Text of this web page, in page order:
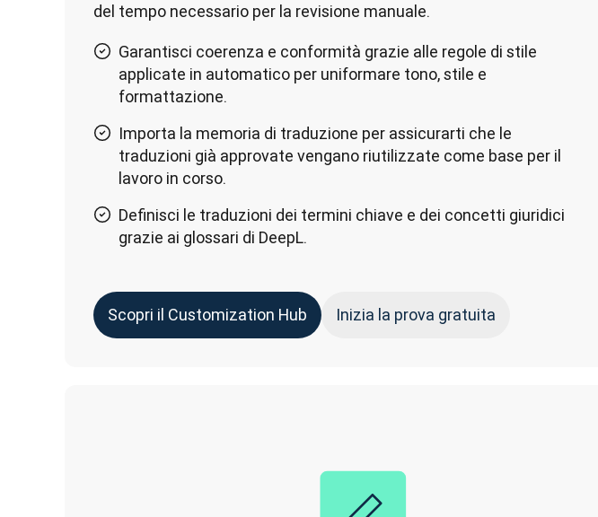
del tempo necessario per la revisione manuale.
Garantisci coerenza e conformità grazie alle regole di stile
applicate in automatico per uniformare tono, stile e
formattazione.
Importa la memoria di traduzione per assicurarti che le
traduzioni già approvate vengano riutilizzate come base per il
lavoro in corso.
Definisci le traduzioni dei termini chiave e dei concetti giuridici
grazie ai glossari di DeepL.
Scopri il Customization Hub Inizia la prova gratuita